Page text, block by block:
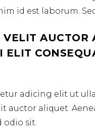
id est laborum.
adicing elit ut
auctor aliquet.
odio sit.